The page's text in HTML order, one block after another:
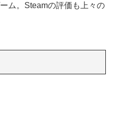
ム。Steamの評価も上々の